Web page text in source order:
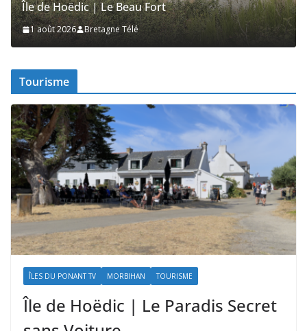
Hoëdic | Le Beau Fort
2026 Bretagne Télé
Île de
1 août
Tourisme
ÎLES DU PONANT TV MORBIHAN TOURISME
Île de Hoëdic | Le Paradis Secret